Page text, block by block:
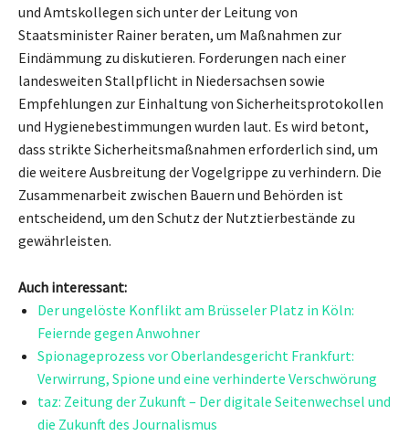
und Amtskollegen sich unter der Leitung von
Staatsminister Rainer beraten, um Maßnahmen zur
Eindämmung zu diskutieren. Forderungen nach einer
landesweiten Stallpflicht in Niedersachsen sowie
Empfehlungen zur Einhaltung von Sicherheitsprotokollen
und Hygienebestimmungen wurden laut. Es wird betont,
dass strikte Sicherheitsmaßnahmen erforderlich sind, um
die weitere Ausbreitung der Vogelgrippe zu verhindern. Die
Zusammenarbeit zwischen Bauern und Behörden ist
entscheidend, um den Schutz der Nutztierbestände zu
gewährleisten.
Auch interessant:
Der ungelöste Konflikt am Brüsseler Platz in Köln:
Feiernde gegen Anwohner
Spionageprozess vor Oberlandesgericht Frankfurt:
Verwirrung, Spione und eine verhinderte Verschwörung
taz: Zeitung der Zukunft – Der digitale Seitenwechsel und
die Zukunft des Journalismus